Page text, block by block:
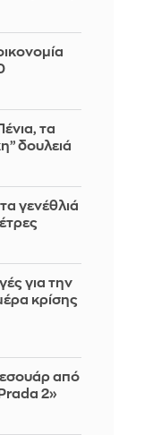
τα
δουλειά
γενέθλιά
για την
κρίσης
από
2»